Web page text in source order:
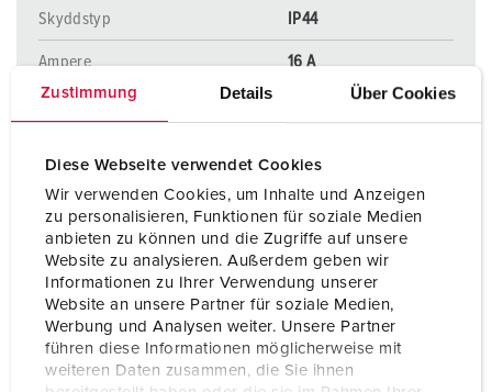
Zustimmung Details Über Cookies
Diese Webseite verwendet Cookies
Wir verwenden Cookies, um Inhalte und Anzeigen
zu personalisieren, Funktionen für soziale Medien
anbieten zu können und die Zugriffe auf unsere
Website zu analysieren. Außerdem geben wir
Informationen zu Ihrer Verwendung unserer
Website an unsere Partner für soziale Medien,
Werbung und Analysen weiter. Unsere Partner
führen diese Informationen möglicherweise mit
weiteren Daten zusammen, die Sie ihnen
Skyddstyp
IP44
Ampere 16 A
Anslutningsteknologi skruvkontakt
Kontakt standard
TILL PRODUKTEN